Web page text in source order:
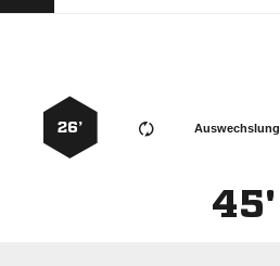
Auswechslung
26’
45'